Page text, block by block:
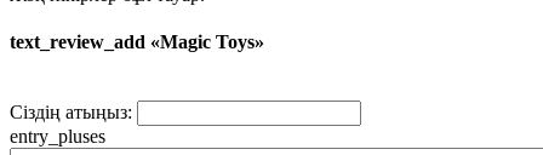
text_review_add «Magic Toys»
Сіздің атыңыз:
entry_pluses